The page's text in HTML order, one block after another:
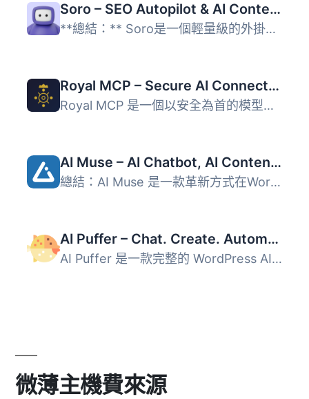
Soro – SEO Autopilot & AI Content Writer
**總結：** Soro是一個輕量級的外掛程式，將您的WordPress網...
Royal MCP – Secure AI Connector for Claude, ChatGPT & Gemini
Royal MCP 是一個以安全為首的模型上下文協議 (MCP) 伺服器，...
AI Muse – AI Chatbot, AI Content Generator & Writer, AI Image Generator, AI Assistant, ChatGPT, GPT-4o, Gemini, LLAMA, Claude
總結：AI Muse 是一款革新方式在WordPress網站上創建內容的前...
AI Puffer – Chat. Create. Automate. (formerly AI Power)
AI Puffer 是一款完整的 WordPress AI 外掛，提供多種人工智...
微薄主機費來源